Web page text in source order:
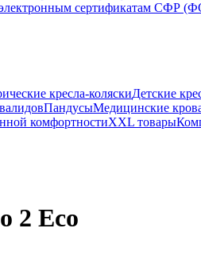
электронным сертификатам СФР
кресла-коляскиДетские
ПандусыМедицинские
комфортностиXXL товары
2 Eco